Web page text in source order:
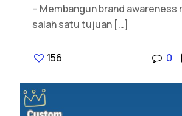
– Membangun brand awareness
salah satu tujuan […]
156 0